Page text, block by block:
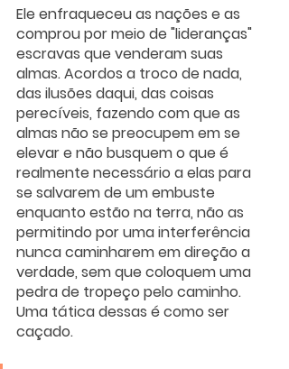
Ele enfraqueceu as nações e as
comprou por meio de "lideranças"
escravas que venderam suas
almas. Acordos a troco de nada,
das ilusões daqui, das coisas
perecíveis, fazendo com que as
almas não se preocupem em se
elevar e não busquem o que é
realmente necessário a elas para
se salvarem de um embuste
enquanto estão na terra, não as
permitindo por uma interferência
nunca caminharem em direção a
verdade, sem que coloquem uma
pedra de tropeço pelo caminho.
Uma tática dessas é como ser
caçado.